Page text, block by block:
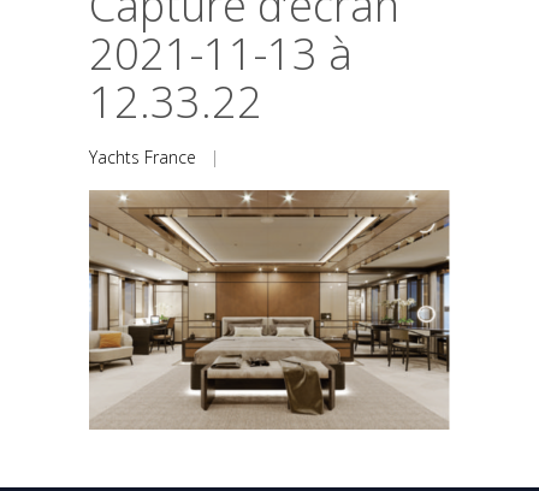
2021-11-13 à
12.33.22
Yachts France |